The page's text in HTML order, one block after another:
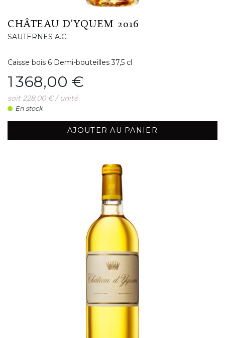
CHÂTEAU D'YQUEM 2016
SAUTERNES A.C.
Caisse bois 6 Demi-bouteilles 37,5 cl
Prix
1 368,00 €
soit 228,00 € / unité
En stock
AJOUTER AU PANIER